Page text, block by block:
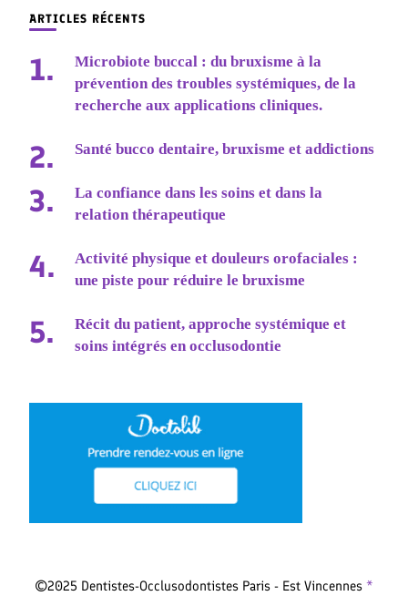
ARTICLES RÉCENTS
Microbiote buccal : du bruxisme à la
prévention des troubles systémiques, de la
recherche aux applications cliniques.
Santé bucco dentaire, bruxisme et addictions
La confiance dans les soins et dans la
relation thérapeutique
Activité physique et douleurs orofaciales :
une piste pour réduire le bruxisme
Récit du patient, approche systémique et
soins intégrés en occlusodontie
©2025 Dentistes-Occlusodontistes Paris - Est Vincennes *